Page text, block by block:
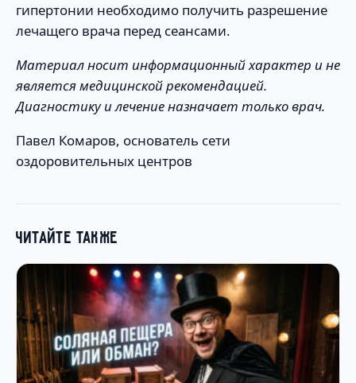
гипертонии необходимо получить разрешение
лечащего врача перед сеансами.
Материал носит информационный характер и не
является медицинской рекомендацией.
Диагностику и лечение назначает только врач.
Павел Комаров, основатель сети
оздоровительных центров
ЧИТАЙТЕ ТАКЖЕ